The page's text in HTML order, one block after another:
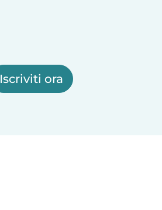
Iscriviti ora